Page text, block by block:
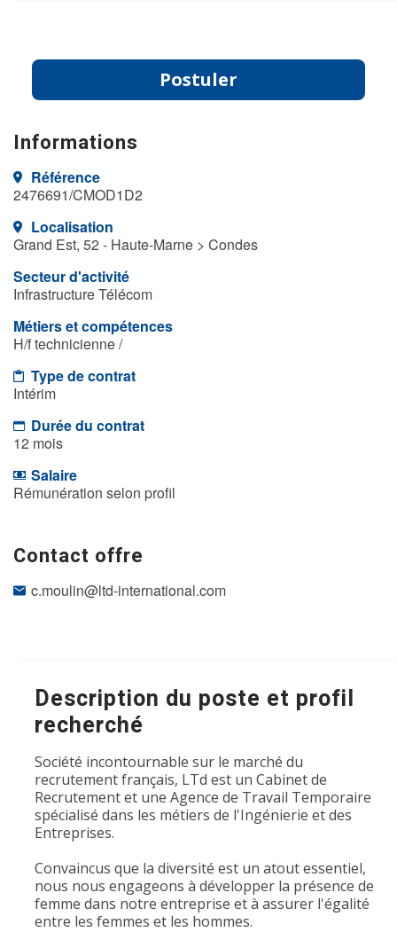
Postuler
Informations
Référence
2476691/CMOD1D2
Localisation
Grand Est, 52 - Haute-Marne > Condes
Secteur d'activité
Infrastructure Télécom
Métiers et compétences
H/f technicienne /
Type de contrat
Intérim
Durée du contrat
12 mois
Salaire
Rémunération selon profil
Contact offre
c.moulin@ltd-international.com
Description du poste et profil
recherché
Société incontournable sur le marché du
recrutement français, LTd est un Cabinet de
Recrutement et une Agence de Travail Temporaire
spécialisé dans les métiers de l'Ingénierie et des
Entreprises.
Convaincus que la diversité est un atout essentiel,
nous nous engageons à développer la présence de
femme dans notre entreprise et à assurer l'égalité
entre les femmes et les hommes.